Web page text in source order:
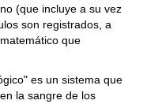
(que incluye a su vez
son registrados, a
que
es un sistema que
la sangre de los